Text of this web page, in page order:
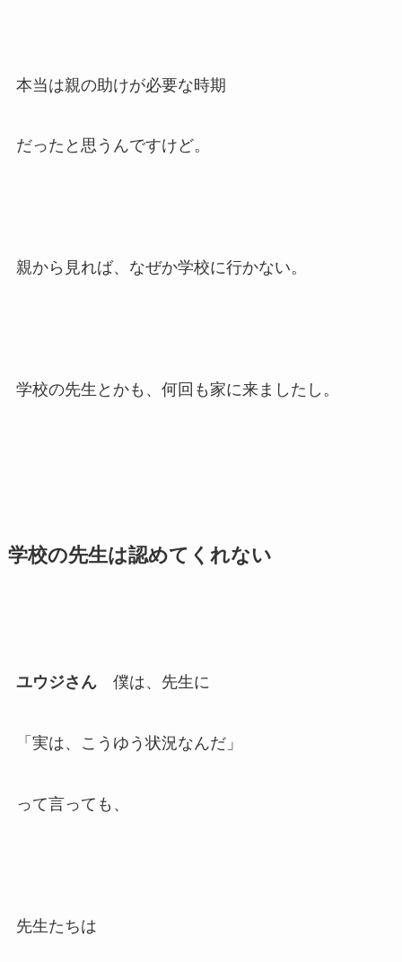
本当は親の助けが必要な時期
だったと思うんですけど。
親から見れば、なぜか学校に行かない。
学校の先生とかも、何回も家に来ましたし。
学校の先生は認めてくれない
ユウジさん 僕は、先生に
「実は、こうゆう状況なんだ」
って言っても、
先生たちは